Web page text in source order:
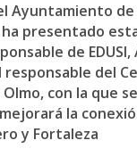
Ayuntamiento de
ha presentado
de EDUSI,
responsable del
Olmo, con la que
la
y Fortaleza